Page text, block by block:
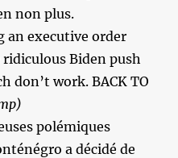
non plus.
an executive order
Biden push
don’t work. BACK TO
polémiques
a décidé de